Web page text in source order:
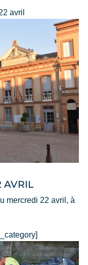
avril
AVRIL
mercredi 22 avril, à